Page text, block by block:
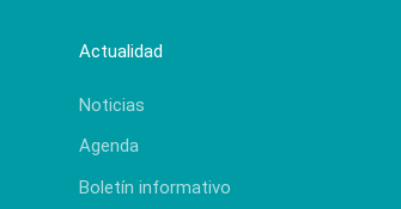
Actualidad
Noticias
Agenda
Boletín informativo